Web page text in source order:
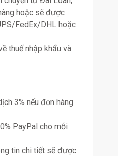
hoặc sẽ được
FedEx/DHL hoặc
thuế nhập khẩu và
3% nếu đơn hàng
PayPal cho mỗi
tin chi tiết sẽ được